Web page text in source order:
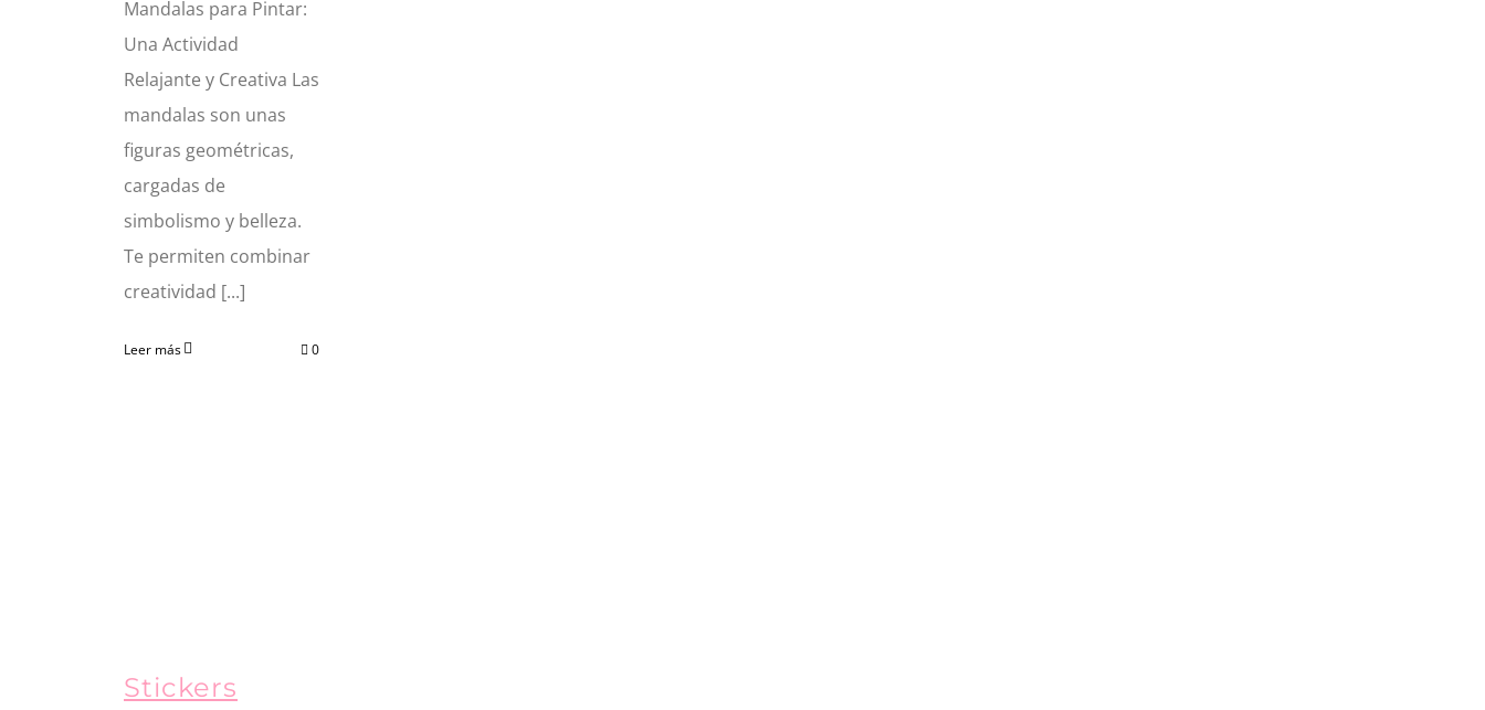
Mandalas para Pintar:
Una Actividad
Relajante y Creativa Las
mandalas son unas
figuras geométricas,
cargadas de
simbolismo y belleza.
Te permiten combinar
creatividad [...]
Leer más 0
Stickers